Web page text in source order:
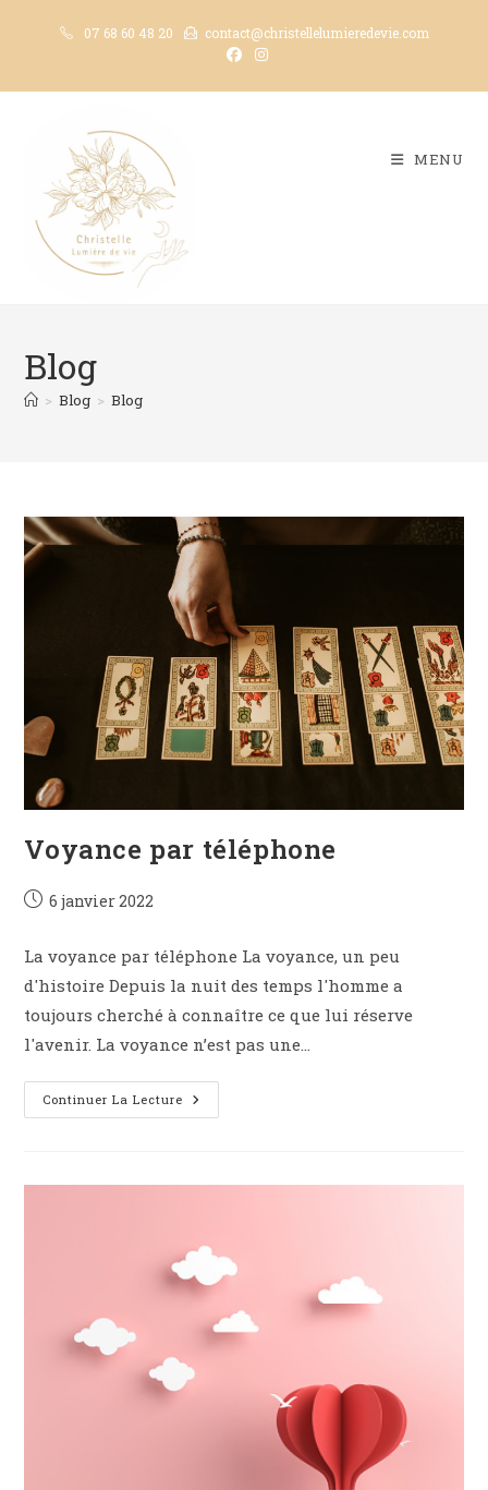
07 68 60 48 20 contact@christellelumieredevie.com
MENU
Blog
> Blog > Blog
Voyance par téléphone
Publication
6 janvier 2022
La voyance par téléphone La voyance, un peu
d'histoire Depuis la nuit des temps l'homme a
toujours cherché à connaître ce que lui réserve
l'avenir. La voyance n’est pas une…
Continuer La Lecture Voyance
Par